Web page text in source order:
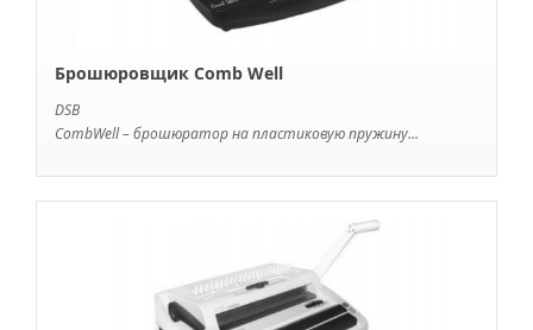
Брошюровщик Comb Well
DSB
CombWell – брошюратор на пластиковую пружину...